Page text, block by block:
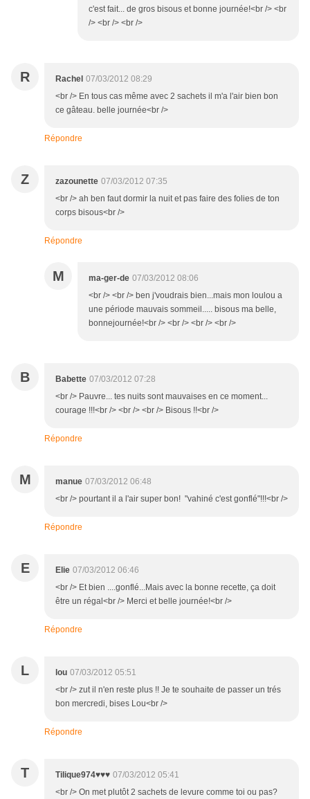
c'est fait... de gros bisous et bonne journée!<br /> <br
/> <br /> <br />
R Rachel 07/03/2012 08:29
<br /> En tous cas même avec 2 sachets il m'a l'air bien bon
ce gâteau. belle journée<br />
Répondre
Z zazounette 07/03/2012 07:35
<br /> ah ben faut dormir la nuit et pas faire des folies de ton
corps bisous<br />
Répondre
M ma-ger-de 07/03/2012 08:06
<br /> <br /> ben j'voudrais bien...mais mon loulou a
une période mauvais sommeil..... bisous ma belle,
bonnejournée!<br /> <br /> <br /> <br />
B Babette 07/03/2012 07:28
<br /> Pauvre... tes nuits sont mauvaises en ce moment...
courage !!!<br /> <br /> <br /> Bisous !!<br />
Répondre
M manue 07/03/2012 06:48
<br /> pourtant il a l'air super bon! "vahiné c'est gonflé"!!!<br />
Répondre
E Elie 07/03/2012 06:46
<br /> Et bien ....gonflé...Mais avec la bonne recette, ça doit
être un régal<br /> Merci et belle journée!<br />
Répondre
L lou 07/03/2012 05:51
<br /> zut il n'en reste plus !! Je te souhaite de passer un trés
bon mercredi, bises Lou<br />
Répondre
T Tilique974♥♥♥ 07/03/2012 05:41
<br /> On met plutôt 2 sachets de levure comme toi ou pas?